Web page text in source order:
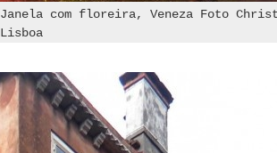
Janela com floreira, Veneza Foto
Lisboa